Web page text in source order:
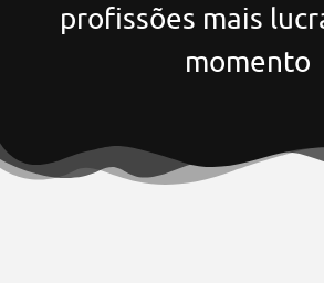
profissões mais
momento